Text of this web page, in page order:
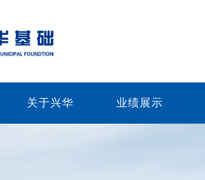
关于兴华 业绩展示